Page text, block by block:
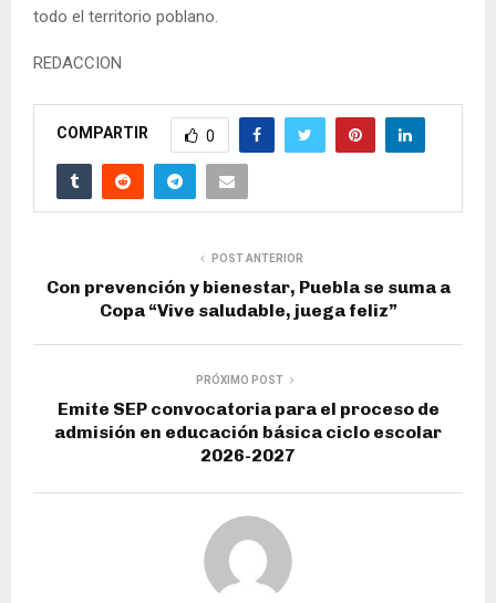
todo el territorio poblano.
REDACCION
COMPARTIR 0
POST ANTERIOR
Con prevención y bienestar, Puebla se suma a
Copa “Vive saludable, juega feliz”
PRÓXIMO POST
Emite SEP convocatoria para el proceso de
admisión en educación básica ciclo escolar
2026-2027